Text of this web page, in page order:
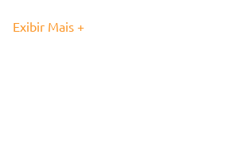
está super próximo de grandes centros.
Exibir Mais +